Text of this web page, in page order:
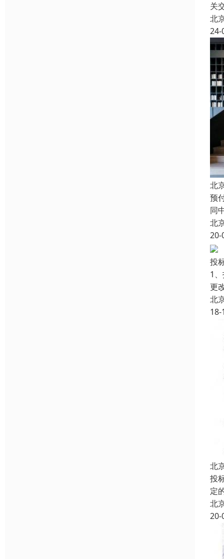
关
北
24-
北
预
同
北
20-
投
1
更
北
18-
北
投
定
北
20-